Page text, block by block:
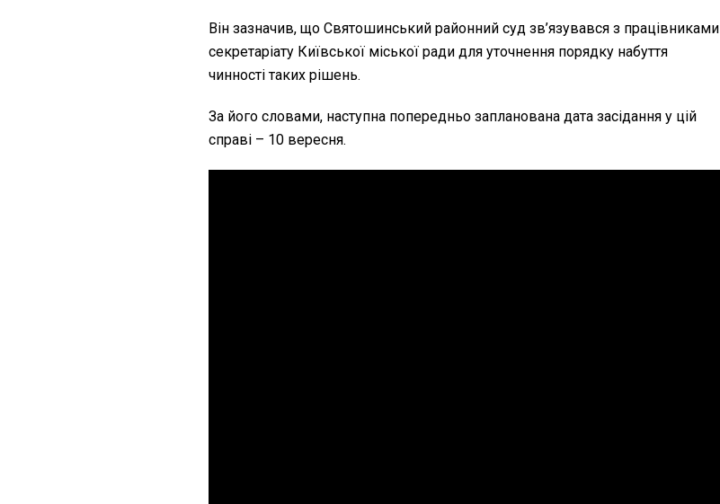
Він зазначив, що Святошинський районний суд зв’язувався з працівниками
секретаріату Київської міської ради для уточнення порядку набуття
чинності таких рішень.
За його словами, наступна попередньо запланована дата засідання у цій
справі – 10 вересня.